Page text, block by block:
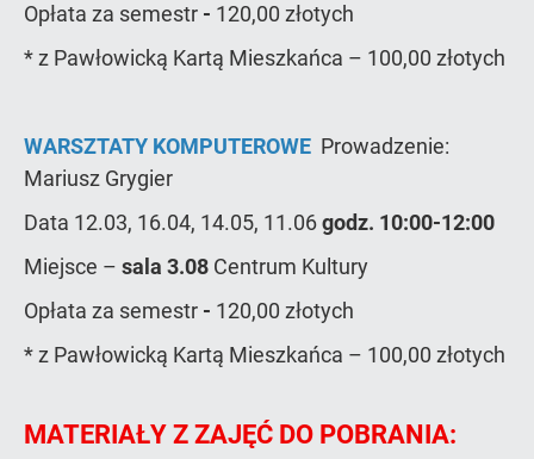
Opłata za semestr - 120,00 złotych
* z Pawłowicką Kartą Mieszkańca – 100,00 złotych
WARSZTATY KOMPUTEROWE Prowadzenie:
Mariusz Grygier
Data 12.03, 16.04, 14.05, 11.06godz. 10:00-12:00
Miejsce – sala 3.08 Centrum Kultury
Opłata za semestr - 120,00 złotych
* z Pawłowicką Kartą Mieszkańca – 100,00 złotych
MATERIAŁY Z ZAJĘĆ DO POBRANIA: